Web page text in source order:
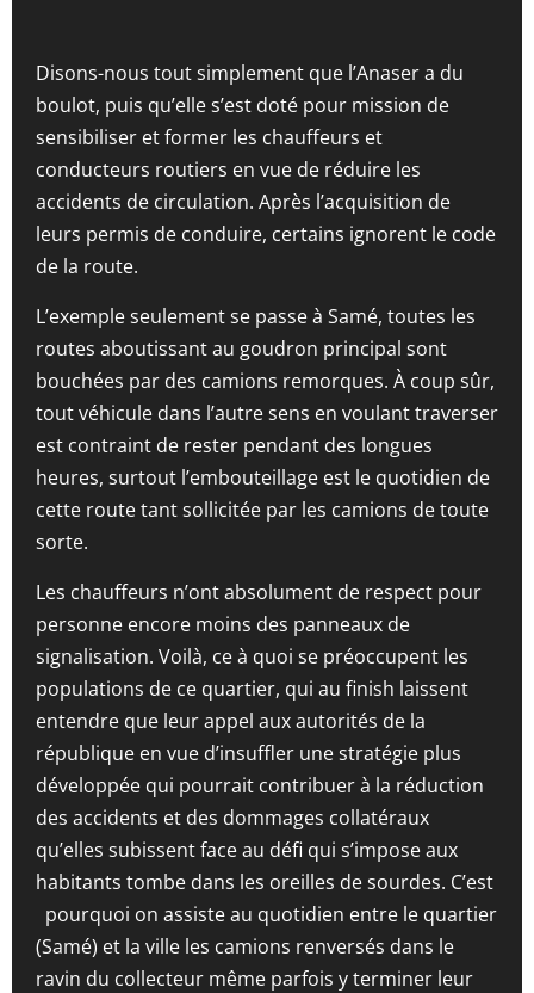
Disons-nous tout simplement que l’Anaser a du
boulot, puis qu’elle s’est doté pour mission de
sensibiliser et former les chauffeurs et
conducteurs routiers en vue de réduire les
accidents de circulation. Après l’acquisition de
leurs permis de conduire, certains ignorent le code
de la route.
L’exemple seulement se passe à Samé, toutes les
routes aboutissant au goudron principal sont
bouchées par des camions remorques. À coup sûr,
tout véhicule dans l’autre sens en voulant traverser
est contraint de rester pendant des longues
heures, surtout l’embouteillage est le quotidien de
cette route tant sollicitée par les camions de toute
sorte.
Les chauffeurs n’ont absolument de respect pour
personne encore moins des panneaux de
signalisation. Voilà, ce à quoi se préoccupent les
populations de ce quartier, qui au finish laissent
entendre que leur appel aux autorités de la
république en vue d’insuffler une stratégie plus
développée qui pourrait contribuer à la réduction
des accidents et des dommages collatéraux
qu’elles subissent face au défi qui s’impose aux
habitants tombe dans les oreilles de sourdes. C’est
pourquoi on assiste au quotidien entre le quartier
(Samé) et la ville les camions renversés dans le
ravin du collecteur même parfois y terminer leur